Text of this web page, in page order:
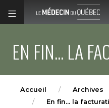
EN FIN... LA
Accueil Archives
En fin... la